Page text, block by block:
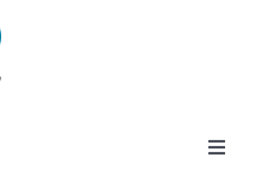
Toggle